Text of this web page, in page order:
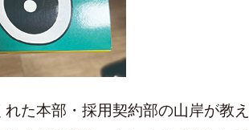
た本部・採用契約部の山岸が教え